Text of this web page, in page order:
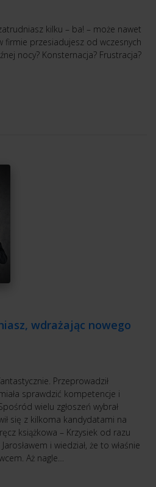
kilku – ba! – może nawet
firmie przesiadujesz od wczesnych
nocy? Konsternacja? Frustracja?
wdrażając nowego
Przeprowadził
sprawdzić kompetencje i
wielu zgłoszeń wybrał
się z kilkoma kandydatami na
książkowa – Krzysiek od razu
i wiedział, że to właśnie
Aż nagle…